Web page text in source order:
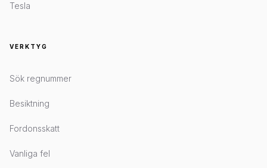
Tesla
VERKTYG
Sök regnummer
Besiktning
Fordonsskatt
Vanliga fel